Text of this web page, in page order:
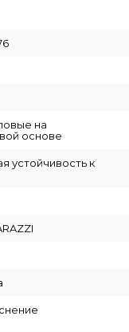
на
основе
устойчивость к